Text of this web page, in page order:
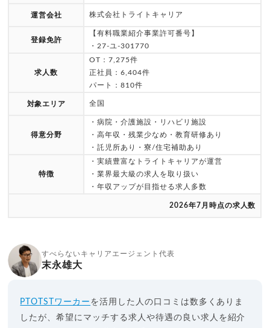
運営会社 株式会社トライトキャリア
登録免許
【有料職業紹介事業許可番号】
・27-ユ-301770
求人数
OT：7,275件
正社員：6,404件
パート：810件
対象エリア 全国
得意分野
・病院・介護施設・リハビリ施設
・高年収・残業少なめ・教育研修あり
・託児所あり・寮/住宅補助あり
特徴
・実績豊富なトライトキャリアが運営
・業界最大級の求人を取り扱い
・年収アップが目指せる求人多数
2026年7月時点の求人数
すべらないキャリアエージェント代表
末永雄大
PTOTSTワーカー を活用した人の口コミは数多くありま
したが、希望にマッチする求人や待遇の良い求人を紹介